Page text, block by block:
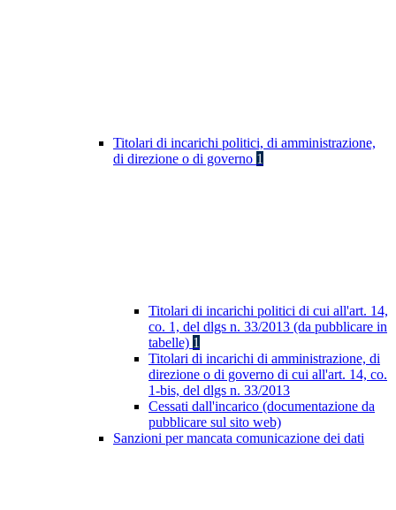
Titolari di incarichi politici, di amministrazione,
di direzione o di governo 1
Titolari di incarichi politici di cui all'art. 14,
co. 1, del dlgs n. 33/2013 (da pubblicare in
tabelle) 1
Titolari di incarichi di amministrazione, di
direzione o di governo di cui all'art. 14, co.
1-bis, del dlgs n. 33/2013
Cessati dall'incarico (documentazione da
pubblicare sul sito web)
Sanzioni per mancata comunicazione dei dati